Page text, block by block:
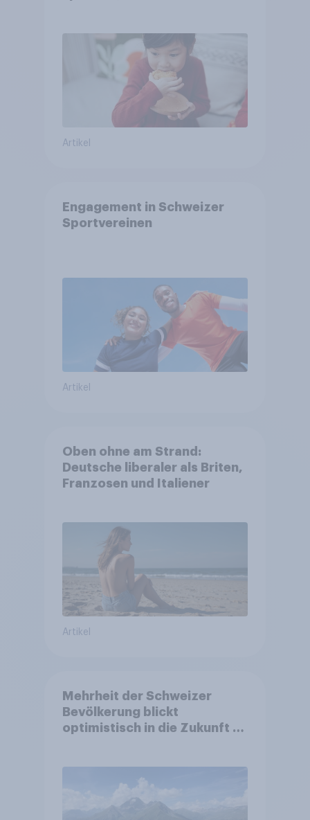
Artikel
Engagement in Schweizer
Sportvereinen
Artikel
Oben ohne am Strand:
Deutsche liberaler als Briten,
Franzosen und Italiener
Artikel
Mehrheit der Schweizer
Bevölkerung blickt
optimistisch in die Zukunft –
Altersvorsorge